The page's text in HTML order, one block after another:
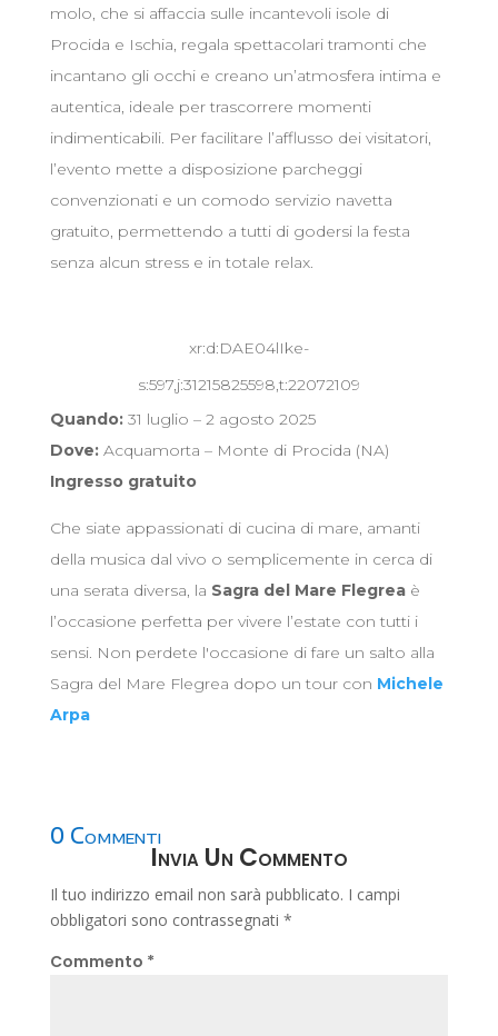
molo, che si affaccia sulle incantevoli isole di
Procida e Ischia, regala spettacolari tramonti che
incantano gli occhi e creano un’atmosfera intima e
autentica, ideale per trascorrere momenti
indimenticabili. Per facilitare l’afflusso dei visitatori,
l’evento mette a disposizione parcheggi
convenzionati e un comodo servizio navetta
gratuito, permettendo a tutti di godersi la festa
senza alcun stress e in totale relax.
xr:d:DAE04lIke-
s:597,j:31215825598,t:22072109
Quando:31 luglio – 2 agosto 2025
Dove:Acquamorta – Monte di Procida (NA)
Ingresso gratuito
Che siate appassionati di cucina di mare, amanti
della musica dal vivo o semplicemente in cerca di
una serata diversa, la Sagra del Mare Flegreaè
l’occasione perfetta per vivere l’estate con tutti i
sensi. Non perdete l'occasione di fare un salto alla
Sagra del Mare Flegrea dopo un tour con Michele
Arpa
0 Commenti
Invia Un Commento
Il tuo indirizzo email non sarà pubblicato. I campi
obbligatori sono contrassegnati *
Commento *